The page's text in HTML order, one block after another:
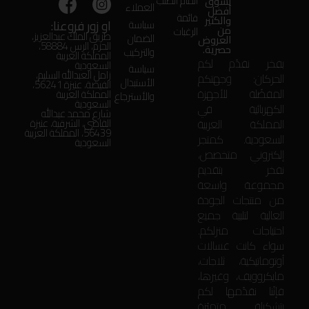
أفضل
والكثير
من
العروض
حصرية.
بفخر نقدّم لكم
الحركان: وجهتكم
المفضّلة للأجهزة
الكهربائية في
المملكة العربية
السعودية. كمتجر
إلكتروني متخصص،
نفخر بتقديم
مجموعة واسعة
من منتجات الجودة
العالية لتلبية جميع
احتياجات منزلكم.
سواء كانت غسالات
أوتوماتيكية، ثلاجات،
مايكروويف، وغيرها،
فإنّنا نقدّمها لكم
قائمة
الرغبات
العملاء
سياسة
الضمان
والتركيب
سياسة
الأستبدال
والأسترجاع
او زور فروعنا:
طريق الملك عبدالعزيز،
الحزم، الرس 58884،
المملكة العربية
السعودية
زامل العبدالله السليم،
الفيضة، عنيزة 56241،
المملكة العربية
السعودية
شارع محمد عبدالله
القاضي، الشرقية، عنيزة
56439، المملكة العربية
السعودية